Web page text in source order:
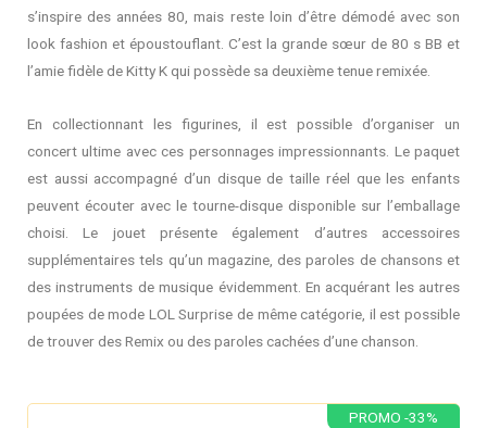
s’inspire des années 80, mais reste loin d’être démodé avec son
look fashion et époustouflant. C’est la grande sœur de 80 s BB et
l’amie fidèle de Kitty K qui possède sa deuxième tenue remixée.
En collectionnant les figurines, il est possible d’organiser un
concert ultime avec ces personnages impressionnants. Le paquet
est aussi accompagné d’un disque de taille réel que les enfants
peuvent écouter avec le tourne-disque disponible sur l’emballage
choisi. Le jouet présente également d’autres accessoires
supplémentaires tels qu’un magazine, des paroles de chansons et
des instruments de musique évidemment. En acquérant les autres
poupées de mode LOL Surprise de même catégorie, il est possible
de trouver des Remix ou des paroles cachées d’une chanson.
PROMO -33%